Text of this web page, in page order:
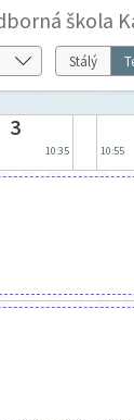
škola
Stálý
3
10:35 10:55